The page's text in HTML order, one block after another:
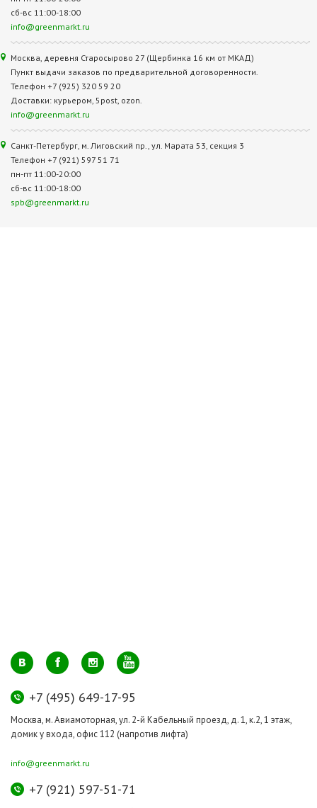
сб-вс 11:00-18:00
info@greenmarkt.ru
Москва, деревня Старосырово 27 (Щербинка 16 км от МКАД)
Пункт выдачи заказов по предварительной договоренности.
Телефон +7 (925) 320 59 20
Доставки: курьером, 5post, ozon.
info@greenmarkt.ru
Санкт-Петербург, м. Лиговский пр., ул. Марата 53, секция 3
Телефон +7 (921) 597 51 71
пн-пт 11:00-20:00
сб-вс 11:00-18:00
spb@greenmarkt.ru
+7 (495) 649-17-95
Москва, м. Авиамоторная, ул. 2-й Кабельный проезд, д. 1, к.2, 1 этаж,
домик у входа, офис 112 (напротив лифта)
info@greenmarkt.ru
+7 (921) 597-51-71